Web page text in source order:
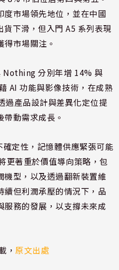
市場領先地位，並在中國
下滑，但入門 A5 系列表現
市場關注。
Nothing 分別年增 14% 與
AI 功能與影像技術，在成熟
產品設計與差異化定位提
動需求成長。
定性，記憶體供應緊張可能
更著重於價值導向策略，包
機型，以及透過翻新裝置維
續但利潤承壓的情況下，品
服務的發展，以支撐未來成
，原文出處